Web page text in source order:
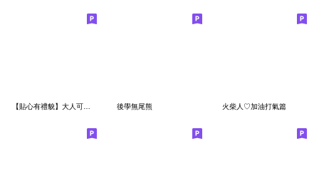
【貼心有禮貌】大人可愛風♡毛茸茸小狐狸 後學無尾熊 火柴人♡加油打氣篇